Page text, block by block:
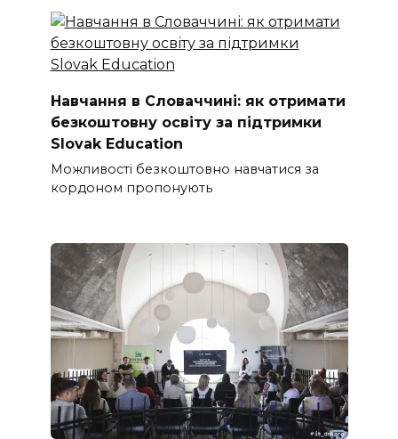
Навчання в Словаччині: як отримати
безкоштовну освіту за підтримки
Slovak Education
Можливості безкоштовно навчатися за
кордоном пропонують